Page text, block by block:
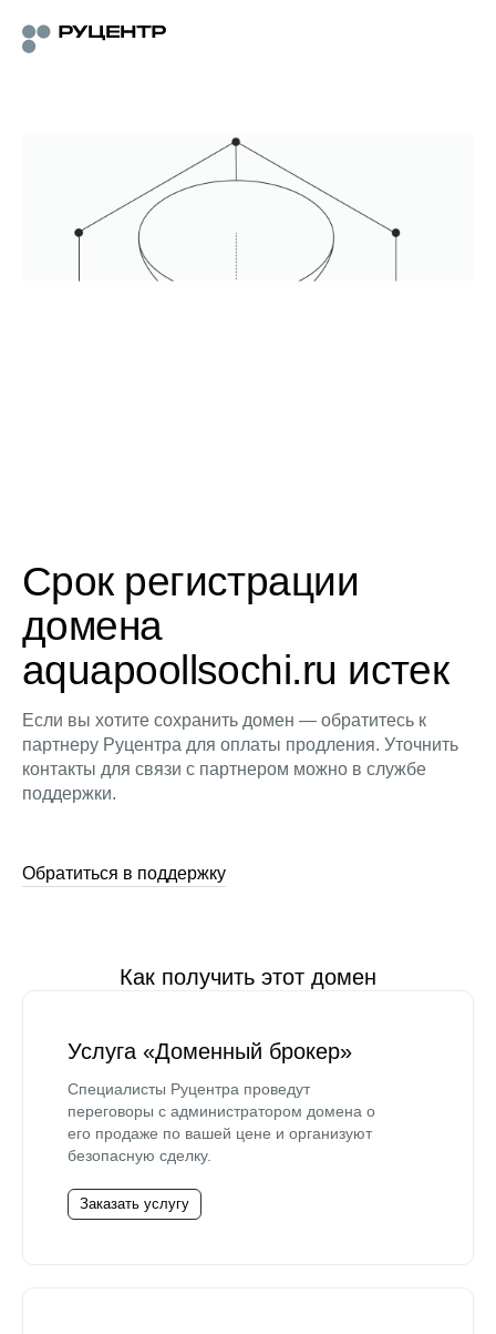
Срок регистрации
домена
aquapoollsochi.ru истек
Если вы хотите сохранить домен — обратитесь к
партнеру Руцентра для оплаты продления. Уточнить
контакты для связи с партнером можно в службе
поддержки.
Обратиться в поддержку
Как получить этот домен
Услуга «Доменный брокер»
Специалисты Руцентра проведут
переговоры с администратором домена о
его продаже по вашей цене и организуют
безопасную сделку.
Заказать услугу